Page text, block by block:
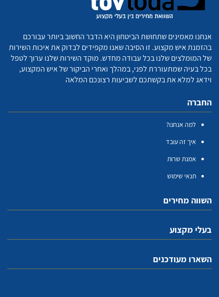
אנחנו מאמינים שתחושת הביטחון היא הדבר החשוב ביותר עבורכם
בהזמנת איש מקצוע. זו הסיבה שאנו מקפידים לבדוק את איכות השירות
של המומלצים שלנו בכל עבודה מחדש. מוקד השירות שלנו ערוך לטפל
בכל בעיה שמתעוררת לפני, במהלך ואחרי הביקור של איש המקצוע,
וידאג למלא את בקשתכם לשביעות רצונכם המלאה
החברה
למה אנחנו?
איך זה עובד
אמנת שרות
תנאי שימוש
השווה מחירים
בעלי מקצוע
השארו מעודכנים